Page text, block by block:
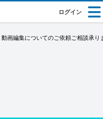
ログイン
動画編集についてのご依頼ご相談承り